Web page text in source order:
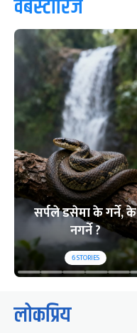
वेबस्टोरिज
सर्पले डसेमा के गर्ने, के
नगर्ने ?
6STORIES
लोकप्रिय